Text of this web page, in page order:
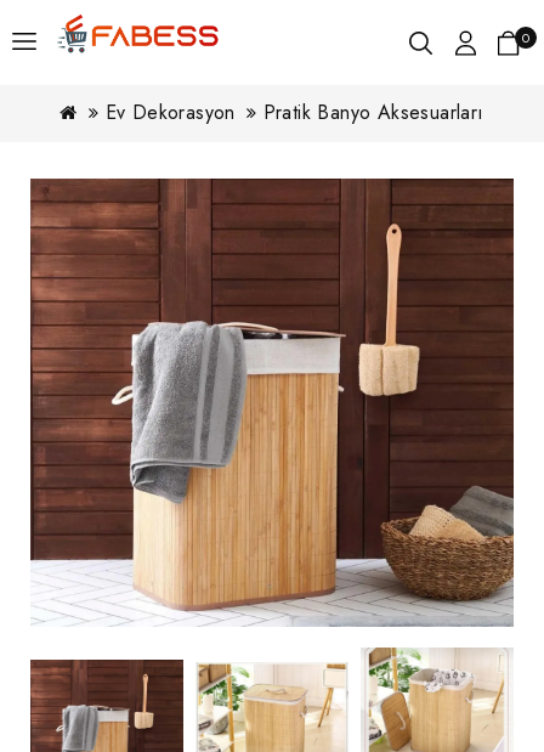
0
Ev Dekorasyon Pratik Banyo Aksesuarları